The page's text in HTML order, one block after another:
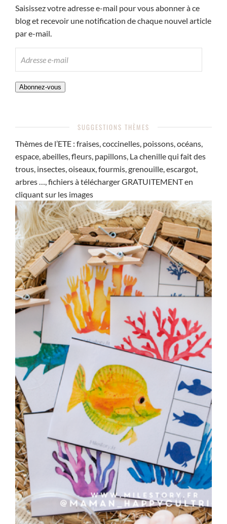
Saisissez votre adresse e-mail pour vous abonner à ce
blog et recevoir une notification de chaque nouvel article
par e-mail.
MAIL
Abonnez-vous
SUGGESTIONS THÈMES
Thèmes de l’ETE : fraises, coccinelles, poissons, océans,
espace, abeilles, fleurs, papillons, La chenille qui fait des
trous, insectes, oiseaux, fourmis, grenouille, escargot,
arbres …, fichiers à télécharger GRATUITEMENT en
cliquant sur les images